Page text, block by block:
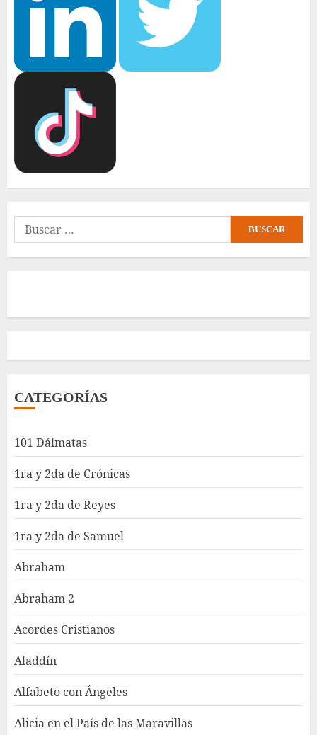
Buscar:
CATEGORÍAS
101 Dálmatas
1ra y 2da de Crónicas
1ra y 2da de Reyes
1ra y 2da de Samuel
Abraham
Abraham 2
Acordes Cristianos
Aladdín
Alfabeto con Ángeles
Alicia en el País de las Maravillas